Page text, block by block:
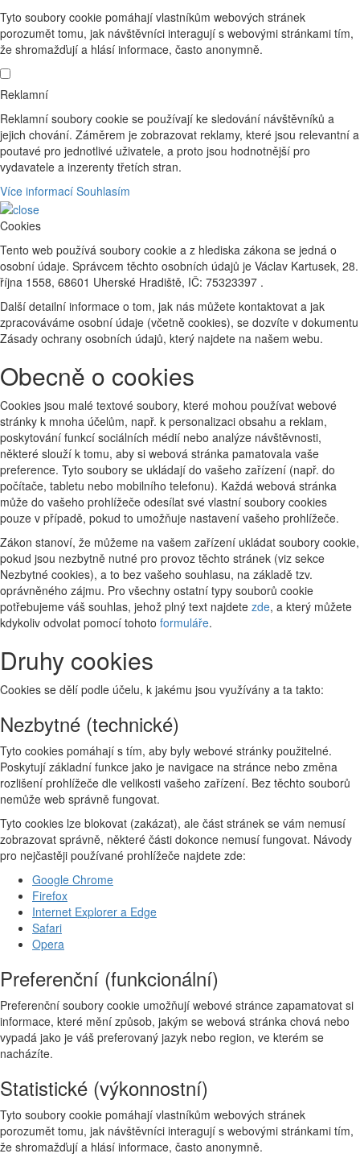
Tyto soubory cookie pomáhají vlastníkům webových stránek
porozumět tomu, jak návštěvníci interagují s webovými stránkami tím,
že shromažďují a hlásí informace, často anonymně.
Reklamní
Reklamní soubory cookie se používají ke sledování návštěvníků a
jejich chování. Záměrem je zobrazovat reklamy, které jsou relevantní a
poutavé pro jednotlivé uživatele, a proto jsou hodnotnější pro
vydavatele a inzerenty třetích stran.
Více informací Souhlasím
Cookies
Tento web používá soubory cookie a z hlediska zákona se jedná o
osobní údaje. Správcem těchto osobních údajů je Václav Kartusek, 28.
října 1558, 68601 Uherské Hradiště, IČ: 75323397 .
Další detailní informace o tom, jak nás můžete kontaktovat a jak
zpracováváme osobní údaje (včetně cookies), se dozvíte v dokumentu
Zásady ochrany osobních údajů, který najdete na našem webu.
Obecně o cookies
Cookies jsou malé textové soubory, které mohou používat webové
stránky k mnoha účelům, např. k personalizaci obsahu a reklam,
poskytování funkcí sociálních médií nebo analýze návštěvnosti,
některé slouží k tomu, aby si webová stránka pamatovala vaše
preference. Tyto soubory se ukládají do vašeho zařízení (např. do
počítače, tabletu nebo mobilního telefonu). Každá webová stránka
může do vašeho prohlížeče odesílat své vlastní soubory cookies
pouze v případě, pokud to umožňuje nastavení vašeho prohlížeče.
Zákon stanoví, že můžeme na vašem zařízení ukládat soubory cookie,
pokud jsou nezbytně nutné pro provoz těchto stránek (viz sekce
Nezbytné cookies), a to bez vašeho souhlasu, na základě tzv.
oprávněného zájmu. Pro všechny ostatní typy souborů cookie
potřebujeme váš souhlas, jehož plný text najdete zde, a který můžete
kdykoliv odvolat pomocí tohoto formuláře.
Druhy cookies
Cookies se dělí podle účelu, k jakému jsou využívány a ta takto:
Nezbytné (technické)
Tyto cookies pomáhají s tím, aby byly webové stránky použitelné.
Poskytují základní funkce jako je navigace na stránce nebo změna
rozlišení prohlížeče dle velikosti vašeho zařízení. Bez těchto souborů
nemůže web správně fungovat.
Tyto cookies lze blokovat (zakázat), ale část stránek se vám nemusí
zobrazovat správně, některé části dokonce nemusí fungovat. Návody
pro nejčastěji používané prohlížeče najdete zde:
Google Chrome
Firefox
Internet Explorer a Edge
Safari
Opera
Preferenční (funkcionální)
Preferenční soubory cookie umožňují webové stránce zapamatovat si
informace, které mění způsob, jakým se webová stránka chová nebo
vypadá jako je váš preferovaný jazyk nebo region, ve kterém se
nacházíte.
Statistické (výkonnostní)
Tyto soubory cookie pomáhají vlastníkům webových stránek
porozumět tomu, jak návštěvníci interagují s webovými stránkami tím,
že shromažďují a hlásí informace, často anonymně.